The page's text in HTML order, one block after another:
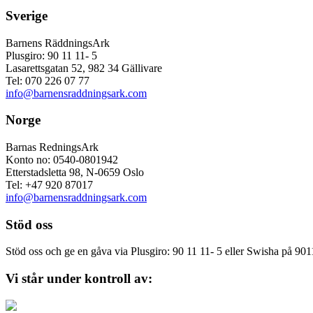
Sverige
Barnens RäddningsArk
Plusgiro: 90 11 11- 5
Lasarettsgatan 52, 982 34 Gällivare
Tel: 070 226 07 77
info@barnensraddningsark.com
Norge
Barnas RedningsArk
Konto no: 0540-0801942
Etterstadsletta 98, N-0659 Oslo
Tel: +47 920 87017
info@barnensraddningsark.com
Stöd oss
Stöd oss och ge en gåva via Plusgiro: 90 11 11- 5 eller Swisha på
Vi står under kontroll av: